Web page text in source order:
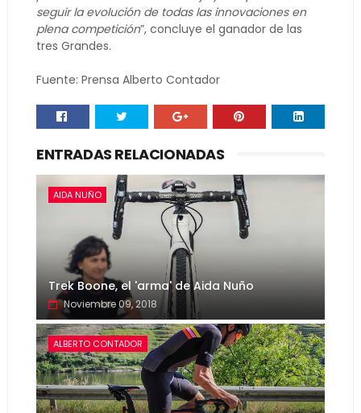
seguir la evolución de todas las innovaciones en
plena competición”, concluye el ganador de las
tres Grandes.
Fuente: Prensa Alberto Contador
ENTRADAS RELACIONADAS
AIDA NUÑO
Trek Boone, el 'arma' de Aida Nuño
Noviembre 09, 2018
ALBERTO CONTADOR